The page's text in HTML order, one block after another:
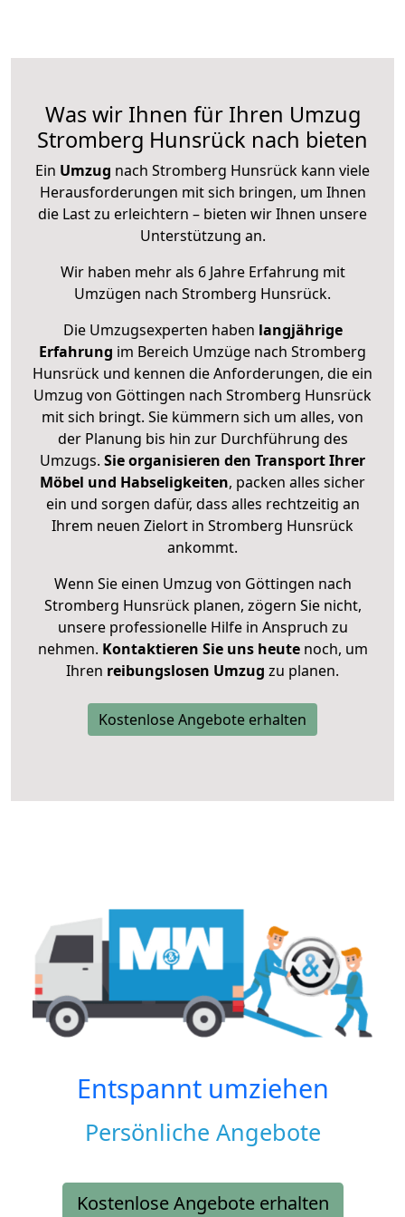
Was wir Ihnen für Ihren Umzug
Stromberg Hunsrück nach bieten
Ein Umzug nach Stromberg Hunsrück kann viele
Herausforderungen mit sich bringen, um Ihnen
die Last zu erleichtern – bieten wir Ihnen unsere
Unterstützung an.
Wir haben mehr als 6 Jahre Erfahrung mit
Umzügen nach Stromberg Hunsrück.
Die Umzugsexperten haben langjährige
Erfahrung im Bereich Umzüge nach Stromberg
Hunsrück und kennen die Anforderungen, die ein
Umzug von Göttingen nach Stromberg Hunsrück
mit sich bringt. Sie kümmern sich um alles, von
der Planung bis hin zur Durchführung des
Umzugs. Sie organisieren den Transport Ihrer
Möbel und Habseligkeiten, packen alles sicher
ein und sorgen dafür, dass alles rechtzeitig an
Ihrem neuen Zielort in Stromberg Hunsrück
ankommt.
Wenn Sie einen Umzug von Göttingen nach
Stromberg Hunsrück planen, zögern Sie nicht,
unsere professionelle Hilfe in Anspruch zu
nehmen. Kontaktieren Sie uns heutenoch, um
Ihren reibungslosen Umzug zu planen.
Kostenlose Angebote erhalten
Entspannt umziehen
Persönliche Angebote
Kostenlose Angebote erhalten